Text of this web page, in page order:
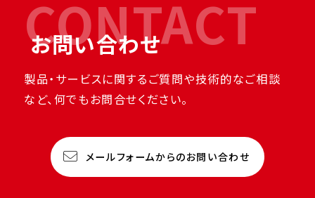
CONTACT
お問い合わせ
製品・サービスに関するご質問や技術的なご相談
など、何でもお問合せください。
メールフォームからのお問い合わせ